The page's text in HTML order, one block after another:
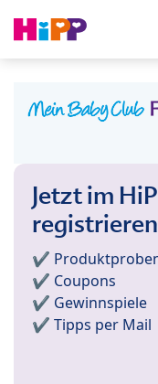
Jetzt im
registrieren
✔️
✔️ Coupons
✔️ Gewinnspiele
✔️ Tipps per Mail